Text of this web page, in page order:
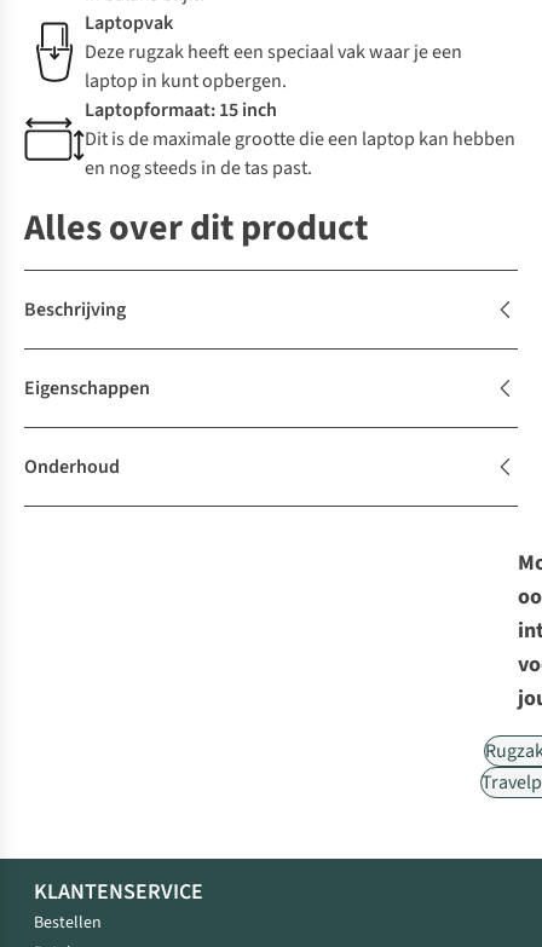
Laptopvak
Deze rugzak heeft een speciaal vak waar je een
laptop in kunt opbergen.
Laptopformaat: 15 inch
Dit is de maximale grootte die een laptop kan hebben
en nog steeds in de tas past.
Alles over dit product
Beschrijving
Eigenschappen
Onderhoud
KLANTENSERVICE
Bestellen